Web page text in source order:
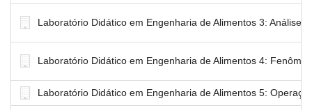
Laboratório Didático em Engenharia de Alimentos 3: Análise
Laboratório Didático em Engenharia de Alimentos 4:
Laboratório Didático em Engenharia de Alimentos 5: